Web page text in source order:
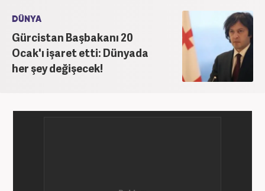
DÜNYA
Gürcistan Başbakanı 20
Ocak'ı işaret etti: Dünyada
her şey değişecek!